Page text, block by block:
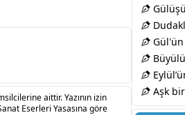
aittir. Yazının izin
Eserleri Yasasına göre
Aşk